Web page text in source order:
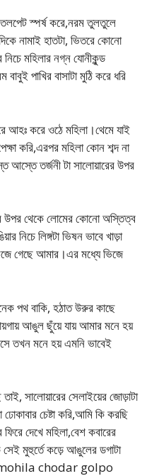
স্পর্ষ করে,নরম তুলতুলে
নামাই হাতটা, ভিতরে কোনো
নিচে মহিলার নগ্ন যোনীকুন্ড
পাখির বাসাটা মুঠি করে ধরি
আহঃ করে ওঠে মহিলা।থেমে যাই
করি,এরপর মহিলা কোন শব্দ না
আস্তে তর্জনী টা সালোয়ারের উপর
উপর থেকে লোমের কোনো অস্তিত্ব
নিচে লিঙ্গটা ভিষন ভাবে খাড়া
গেছে আমার।এর মধ্যে ভিজে
পথ বাকি, হঠাত উরুর কাছে
আঙুল ছুঁয়ে যায় আমার মনে হয়
তখন মনে হয় এমনি ভাবেই
সালোয়ারের সেলাইয়ের জোড়াটা
চেষ্টা করি,আমি কি করছি
দেখে মহিলা,বেশ কবারের
সেই মুহুর্তে কড়ে আঙুলের ডগাটা
mohila chodar golpo